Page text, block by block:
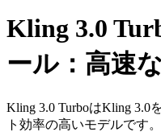
Kling 3.0
ール：高速
Kling 3.0 TurboはKling 3.0
ト効率の高いモデルです